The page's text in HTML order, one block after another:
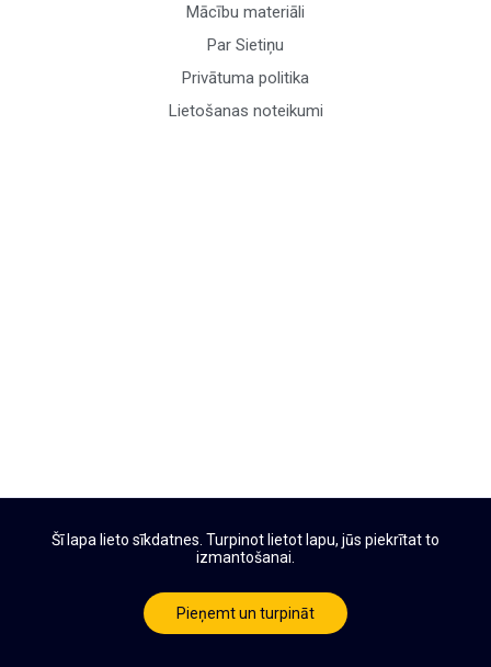
Šī lapa lieto sīkdatnes. Turpinot lietot lapu, jūs piekrītat to
izmantošanai.
Pieņemt un turpināt
Mācību materiāli
Par Sietiņu
Privātuma politika
Lietošanas noteikumi